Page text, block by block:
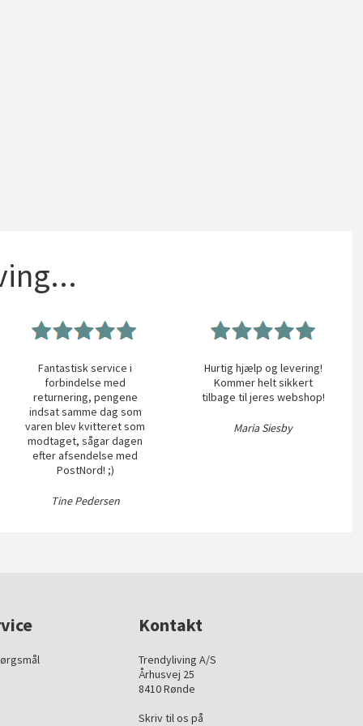
Fantastisk service i
forbindelse med
returnering, pengene
indsat samme dag som
varen blev kvitteret som
modtaget, sågar dagen
efter afsendelse med
PostNord! ;)
Tine Pedersen
Hurtig hjælp og levering!
Kommer helt sikkert
tilbage til jeres webshop!
Maria Siesby
Kontakt
Trendyliving A/S
Århusvej 25
8410 Rønde
Skriv til os på